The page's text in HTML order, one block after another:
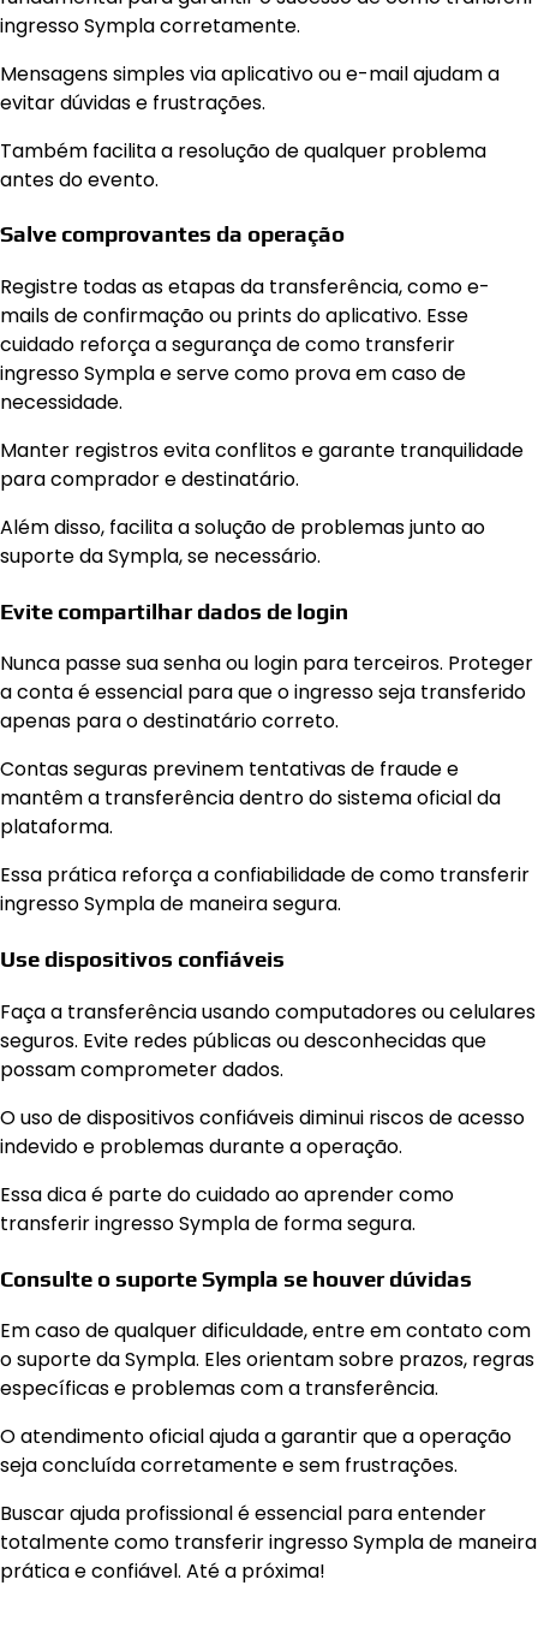
ingresso Sympla corretamente.
Mensagens simples via aplicativo ou e-mail ajudam a
evitar dúvidas e frustrações.
Também facilita a resolução de qualquer problema
antes do evento.
Salve comprovantes da operação
Registre todas as etapas da transferência, como e-
mails de confirmação ou prints do aplicativo. Esse
cuidado reforça a segurança de como transferir
ingresso Sympla e serve como prova em caso de
necessidade.
Manter registros evita conflitos e garante tranquilidade
para comprador e destinatário.
Além disso, facilita a solução de problemas junto ao
suporte da Sympla, se necessário.
Evite compartilhar dados de login
Nunca passe sua senha ou login para terceiros. Proteger
a conta é essencial para que o ingresso seja transferido
apenas para o destinatário correto.
Contas seguras previnem tentativas de fraude e
mantêm a transferência dentro do sistema oficial da
plataforma.
Essa prática reforça a confiabilidade de como transferir
ingresso Sympla de maneira segura.
Use dispositivos confiáveis
Faça a transferência usando computadores ou celulares
seguros. Evite redes públicas ou desconhecidas que
possam comprometer dados.
O uso de dispositivos confiáveis diminui riscos de acesso
indevido e problemas durante a operação.
Essa dica é parte do cuidado ao aprender como
transferir ingresso Sympla de forma segura.
Consulte o suporte Sympla se houver dúvidas
Em caso de qualquer dificuldade, entre em contato com
o suporte da Sympla. Eles orientam sobre prazos, regras
específicas e problemas com a transferência.
O atendimento oficial ajuda a garantir que a operação
seja concluída corretamente e sem frustrações.
Buscar ajuda profissional é essencial para entender
totalmente como transferir ingresso Sympla de maneira
prática e confiável. Até a próxima!